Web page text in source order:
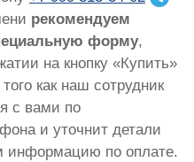
рекомендуем
форму,
на кнопку «Купить»
как наш сотрудник
с вами по
и уточнит детали
информацию по оплате.